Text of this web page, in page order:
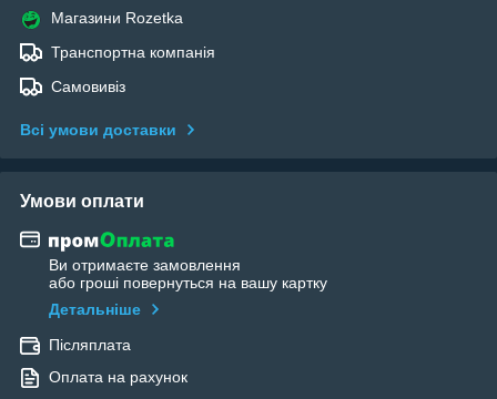
Магазини Rozetka
Транспортна компанія
Самовивіз
Всі умови доставки
Умови оплати
Ви отримаєте замовлення
або гроші повернуться на вашу картку
Детальніше
Післяплата
Оплата на рахунок